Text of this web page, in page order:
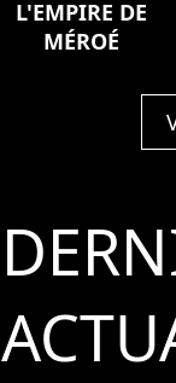
L'EMPIRE DE
MÉROÉ